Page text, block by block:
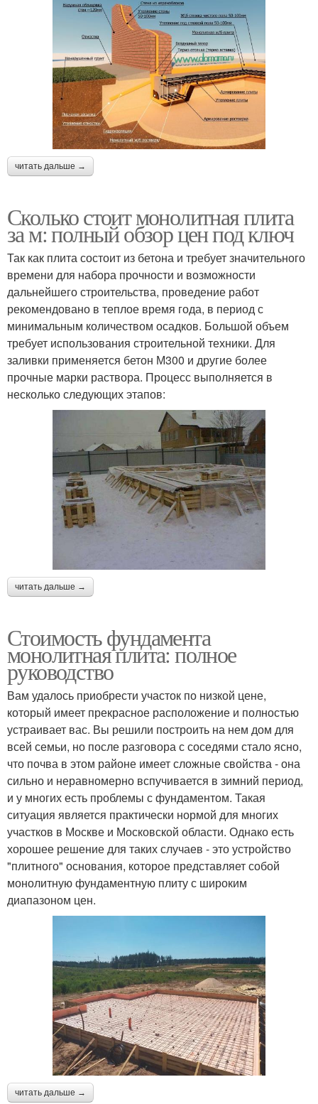
читать дальше →
Сколько стоит монолитная плита
за м: полный обзор цен под ключ
Так как плита состоит из бетона и требует значительного
времени для набора прочности и возможности
дальнейшего строительства, проведение работ
рекомендовано в теплое время года, в период с
минимальным количеством осадков. Большой объем
требует использования строительной техники. Для
заливки применяется бетон М300 и другие более
прочные марки раствора. Процесс выполняется в
несколько следующих этапов:
читать дальше →
Стоимость фундамента
монолитная плита: полное
руководство
Вам удалось приобрести участок по низкой цене,
который имеет прекрасное расположение и полностью
устраивает вас. Вы решили построить на нем дом для
всей семьи, но после разговора с соседями стало ясно,
что почва в этом районе имеет сложные свойства - она
сильно и неравномерно вспучивается в зимний период,
и у многих есть проблемы с фундаментом. Такая
ситуация является практически нормой для многих
участков в Москве и Московской области. Однако есть
хорошее решение для таких случаев - это устройство
"плитного" основания, которое представляет собой
монолитную фундаментную плиту с широким
диапазоном цен.
читать дальше →